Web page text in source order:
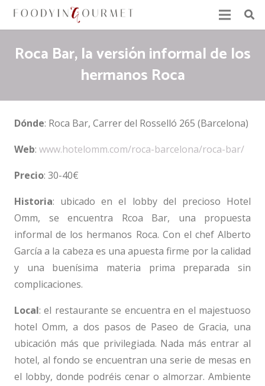
Roca Bar, la versión informal de los
hermanos Roca
Dónde: Roca Bar, Carrer del Rosselló 265 (Barcelona)
Web: www.hotelomm.com/roca-barcelona/roca-bar/
Precio: 30-40€
Historia: ubicado en el lobby del precioso Hotel
Omm, se encuentra Rcoa Bar, una propuesta
informal de los hermanos Roca. Con el chef Alberto
García a la cabeza es una apuesta firme por la calidad
y una buenísima materia prima preparada sin
complicaciones.
Local: el restaurante se encuentra en el majestuoso
hotel Omm, a dos pasos de Paseo de Gracia, una
ubicación más que privilegiada. Nada más entrar al
hotel, al fondo se encuentran una serie de mesas en
el lobby, donde podréis cenar o almorzar. Ambiente